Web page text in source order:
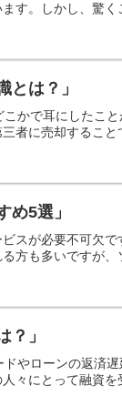
す。しかし、驚く
とは？」
かで耳にしたこ
者に売却すること
め5選」
スが必要不可欠
方も多いですが、
？」
やローンの返済
々にとって融資を